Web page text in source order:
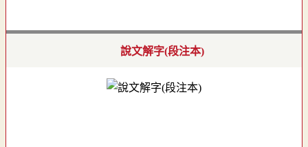
說文解字(段注本)